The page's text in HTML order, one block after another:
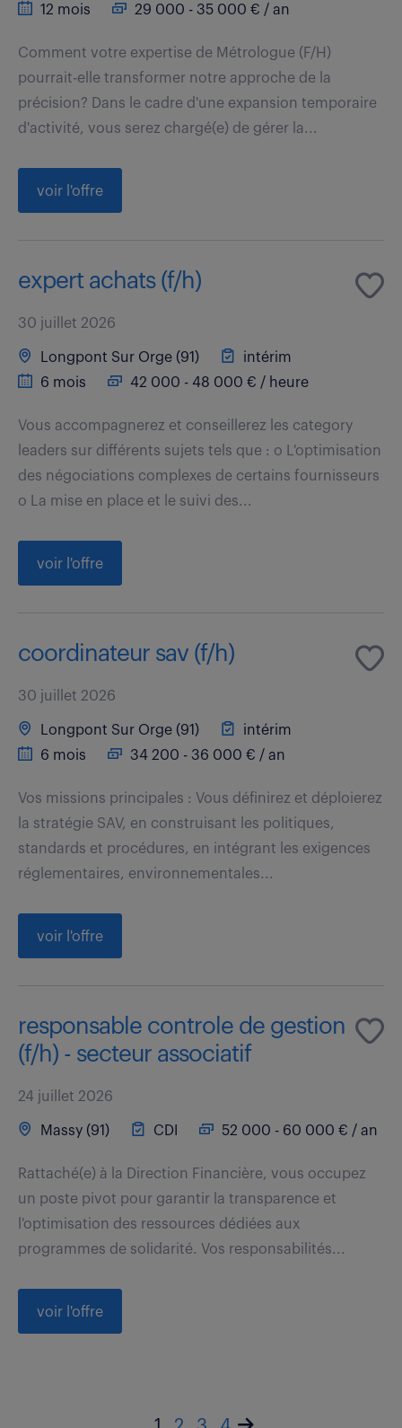
12 mois 29 000 - 35 000 € / an
Comment votre expertise de Métrologue (F/H)
pourrait-elle transformer notre approche de la
précision? Dans le cadre d'une expansion temporaire
d'activité, vous serez chargé(e) de gérer la...
voir l'offre
expert achats (f/h)
30 juillet 2026
Longpont Sur Orge (91)
intérim
6 mois
42 000 - 48 000 € / heure
Vous accompagnerez et conseillerez les category
leaders sur différents sujets tels que : o L'optimisation
des négociations complexes de certains fournisseurs
o La mise en place et le suivi des...
voir l'offre
coordinateur sav (f/h)
30 juillet 2026
Longpont Sur Orge (91)
intérim
6 mois
34 200 - 36 000 € / an
Vos missions principales : Vous définirez et déploierez
la stratégie SAV, en construisant les politiques,
standards et procédures, en intégrant les exigences
réglementaires, environnementales...
voir l'offre
responsable controle de gestion
(f/h) - secteur associatif
24 juillet 2026
Massy (91) CDI 52 000 - 60 000 € / an
Rattaché(e) à la Direction Financière, vous occupez
un poste pivot pour garantir la transparence et
l'optimisation des ressources dédiées aux
programmes de solidarité. Vos responsabilités...
voir l'offre